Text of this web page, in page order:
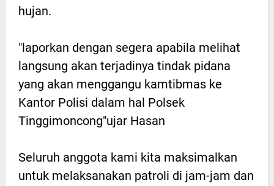
hujan.
"laporkan dengan segera apabila melihat
langsung akan terjadinya tindak pidana
yang akan menggangu kamtibmas ke
Kantor Polisi dalam hal Polsek
Tinggimoncong"ujar Hasan
Seluruh anggota kami kita maksimalkan
untuk melaksanakan patroli di jam-jam dan